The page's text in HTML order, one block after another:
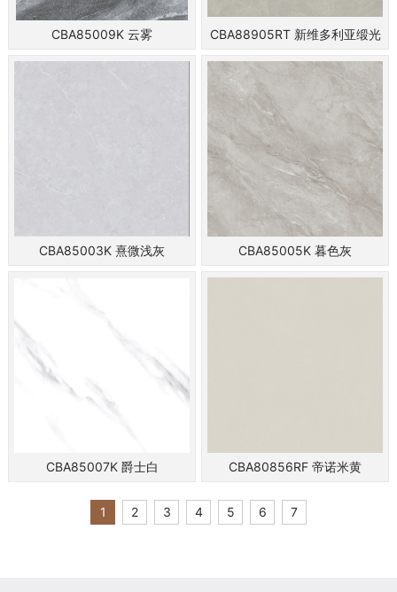
CBA85009K 云雾 CBA88905RT 新维多利亚缎光
CBA85003K 熹微浅灰 CBA85005K 暮色灰
CBA85007K 爵士白 CBA80856RF 帝诺米黄
1 2 3 4 5 6 7